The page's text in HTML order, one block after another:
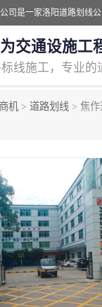
交通设施工
机 > 道路划线 > 焦
马路
道路划